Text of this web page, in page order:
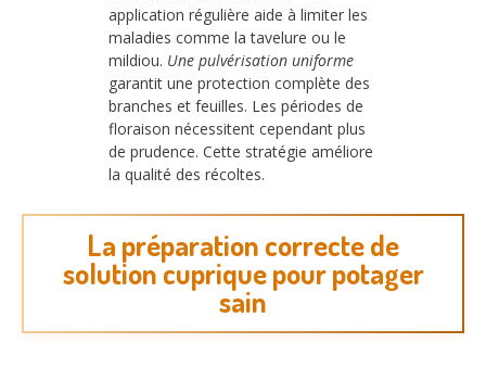
application régulière aide à limiter les
maladies comme la tavelure ou le
mildiou. Une pulvérisation uniforme
garantit une protection complète des
branches et feuilles. Les périodes de
floraison nécessitent cependant plus
de prudence. Cette stratégie améliore
la qualité des récoltes.
La préparation correcte de
solution cuprique pour potager
sain